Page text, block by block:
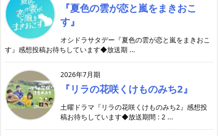
『夏色の雲が恋と嵐をまきおこ
す』
オシドラサタデー『夏色の雲が恋と嵐をまきおこ
す』感想投稿お待ちしています◆放送期 ...
2026年7月期
『リラの花咲くけものみち2』
土曜ドラマ『リラの花咲くけものみち2』感想投
稿お待ちしています◆放送期間 : 2 ...